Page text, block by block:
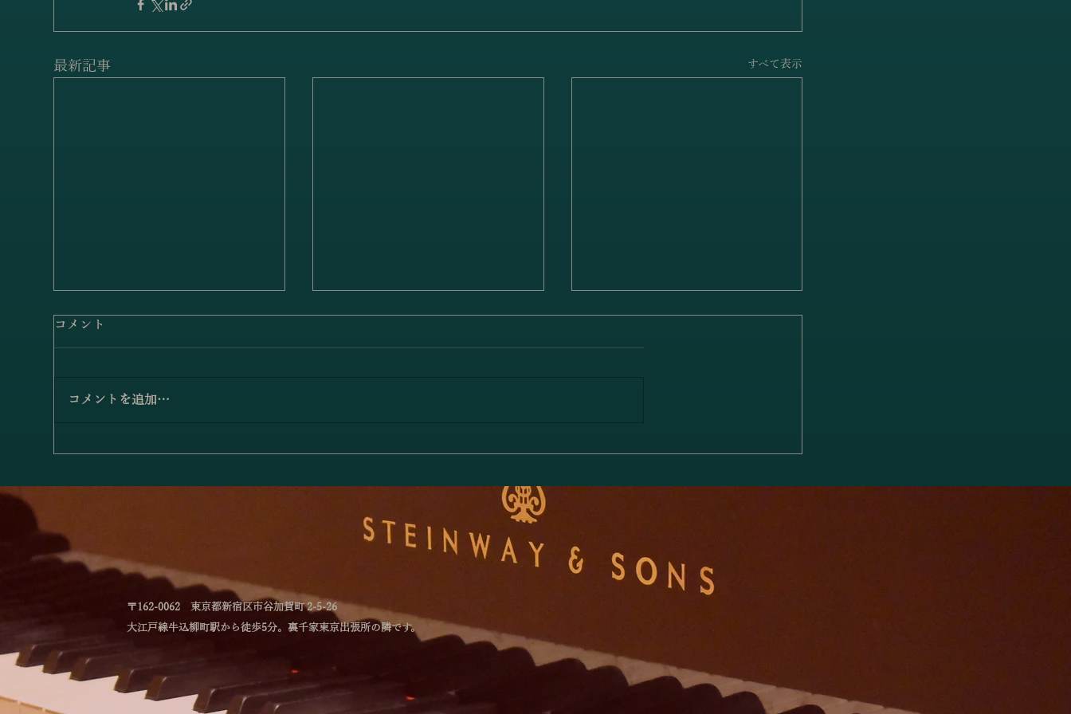
最新記事 すべて表示
ピアチェーレ室内楽団「ブラ
ームス／弦楽六重奏曲第1番
された「ピアチェーレ室内楽団演
快諾された演奏者、関係者の皆さ
チェロ石原愛里、コントラバス河
野大志、以上6氏の演奏で、ブラ
ームス「弦楽六重奏曲第1番変ロ
長調」をお聴きいただきます。ど
小澤佳奈＆小林史明「愛の挨
「林綾乃＆野川かおる 2台ピ
コメント
コメントを追加…
〒162-0062 東京都新宿区市谷加賀町 2-5-26
大江戸線牛込柳町駅から徒歩5分。裏千家東京出張所の隣です。